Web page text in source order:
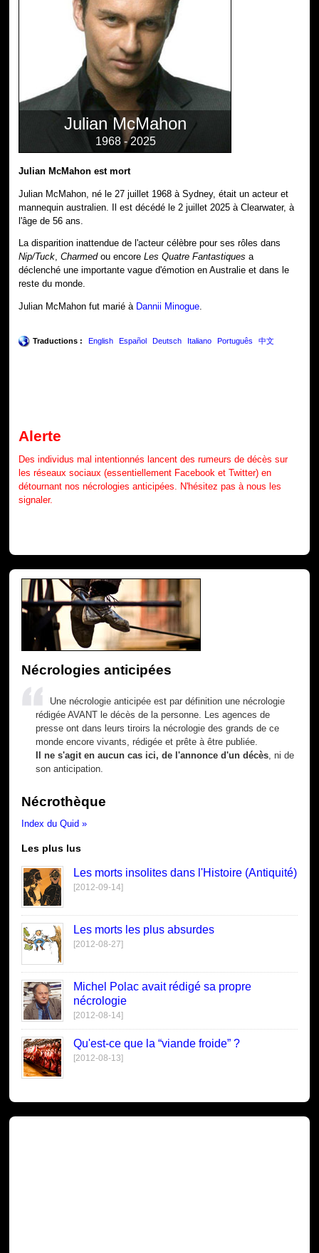
Julian McMahon
1968 - 2025
Julian McMahon est mort
Julian McMahon, né le 27 juillet 1968 à Sydney, était un acteur et
mannequin australien. Il est décédé le 2 juillet 2025 à Clearwater, à
l'âge de 56 ans.
La disparition inattendue de l'acteur célèbre pour ses rôles dans
Nip/Tuck,Charmedou encoreLes Quatre Fantastiques a
déclenché une importante vague d'émotion en Australie et dans le
reste du monde.
Julian McMahon fut marié à Dannii Minogue.
Traductions : English Español Deutsch Italiano Português 中文
Alerte
Des individus mal intentionnés lancent des rumeurs de décès sur
les réseaux sociaux (essentiellement Facebook et Twitter) en
détournant nos nécrologies anticipées. N'hésitez pas à nous les
signaler.
Nécrologies anticipées
Une nécrologie anticipée est par définition une nécrologie
rédigée AVANT le décès de la personne. Les agences de
presse ont dans leurs tiroirs la nécrologie des grands de ce
monde encore vivants, rédigée et prête à être publiée.
Il ne s'agit en aucun cas ici, de l'annonce d'un décès , ni de
son anticipation.
Nécrothèque
Index du Quid »
Les plus lus
Les morts insolites dans l'Histoire (Antiquité)
[2012-09-14]
Les morts les plus absurdes
[2012-08-27]
Michel Polac avait rédigé sa propre
nécrologie
[2012-08-14]
Qu'est-ce que la “viande froide” ?
[2012-08-13]